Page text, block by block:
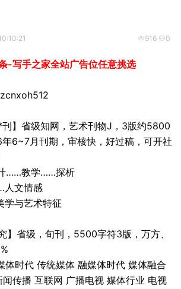
916 0
-写手之家全站广告位任意挑选
】省级知网，艺术刊物J，3版约5800
6~7月刊期，审核快，好过稿，可开社
……教学……探析
人文情感
与艺术特征
】省级，旬刊，5500字符3版，万方、
体时代 传统媒体 融媒体时代 媒体融合
传播 互联网 广播电视 媒体行业 电视